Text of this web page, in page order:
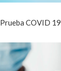
Prueba COVID 19